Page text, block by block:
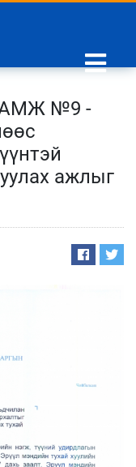
№9 -
ажлыг